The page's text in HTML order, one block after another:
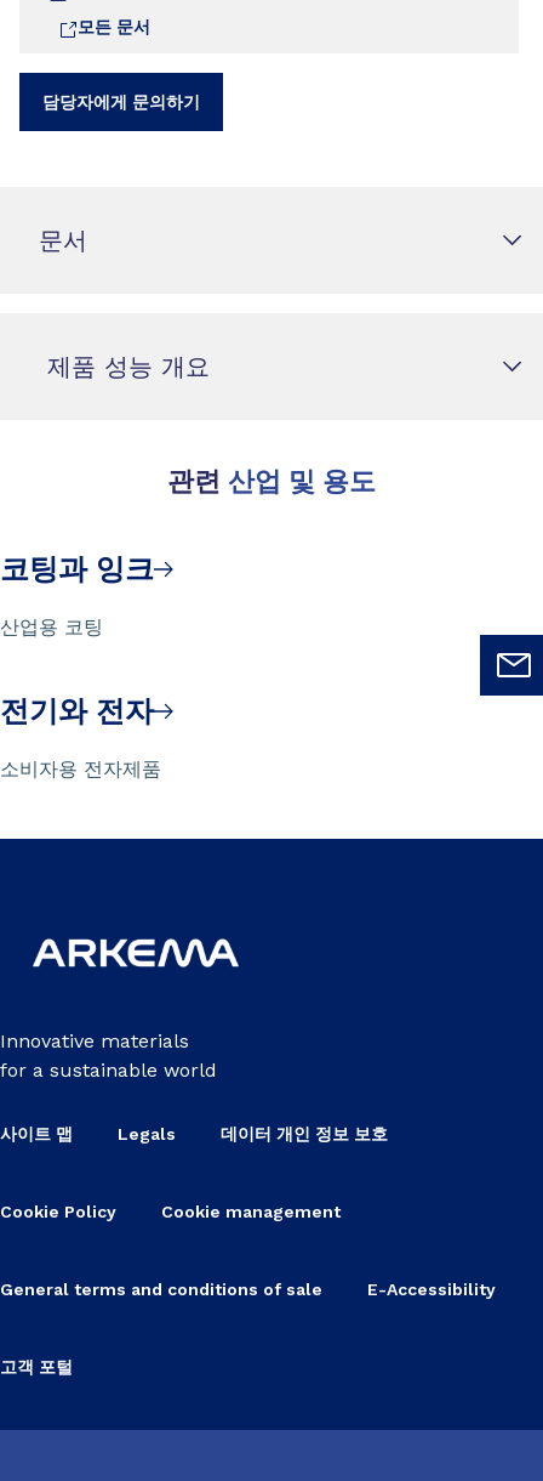
모든 문서
담당자에게 문의하기
문서
제품 성능 개요
관련 산업 및 용도
코팅과 잉크
산업용 코팅
전기와 전자
소비자용 전자제품
Innovative materials
for a sustainable world
사이트 맵 Legals 데이터 개인 정보 보호
Cookie Policy Cookie management
General terms and conditions of sale E-Accessibility
고객 포털